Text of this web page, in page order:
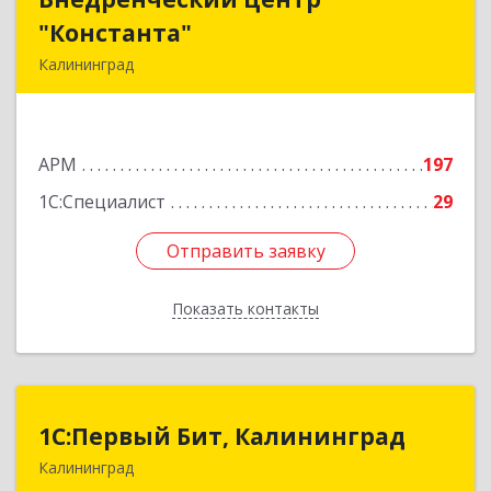
"Константа"
Калининград
АРМ
197
1С:Специалист
29
Отправить заявку
Показать контакты
Подробнее
Отправить заявку
Назад
1С:Первый Бит, Калининград
Калининград
1С:Первый Бит, Калининград
236006, Калининградская обл, Калининград г,